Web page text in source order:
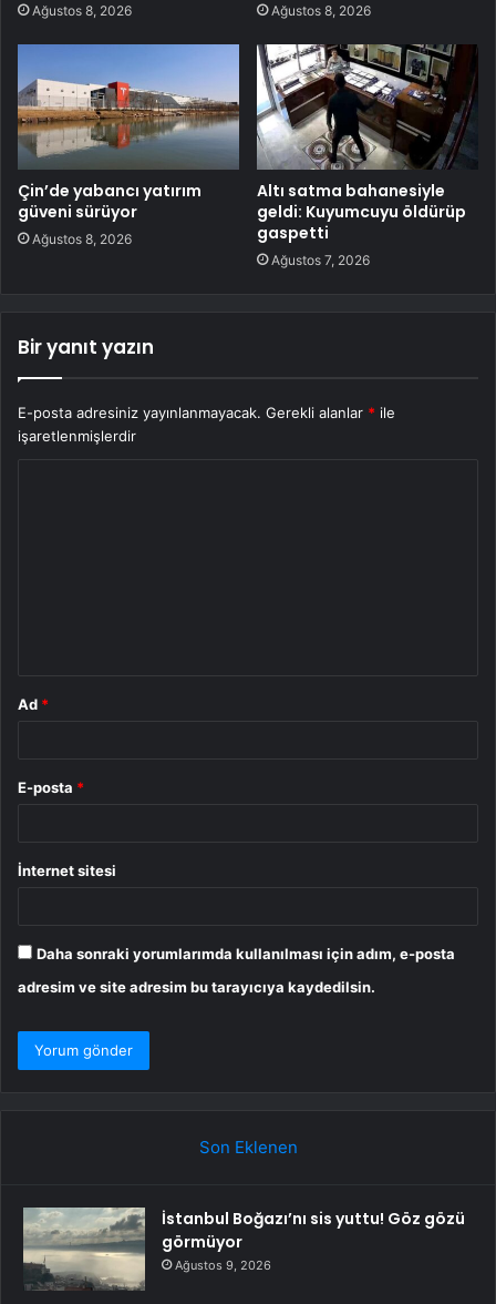
Ağustos 8, 2026 Ağustos 8, 2026
Çin’de yabancı yatırım
güveni sürüyor
Ağustos 8, 2026
Altı satma bahanesiyle
geldi: Kuyumcuyu öldürüp
gaspetti
Ağustos 7, 2026
Bir yanıt yazın
E-posta adresiniz yayınlanmayacak. Gerekli alanlar * ile
işaretlenmişlerdir
Ad *
E-posta *
İnternet sitesi
Daha sonraki yorumlarımda kullanılması için adım, e-posta
adresim ve site adresim bu tarayıcıya kaydedilsin.
Son Eklenen
İstanbul Boğazı’nı sis yuttu! Göz gözü
görmüyor
Ağustos 9, 2026